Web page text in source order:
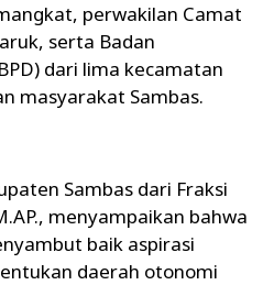
perwakilan Camat
serta Badan
dari lima kecamatan
masyarakat Sambas.
Sambas dari Fraksi
menyampaikan bahwa
baik aspirasi
daerah otonomi